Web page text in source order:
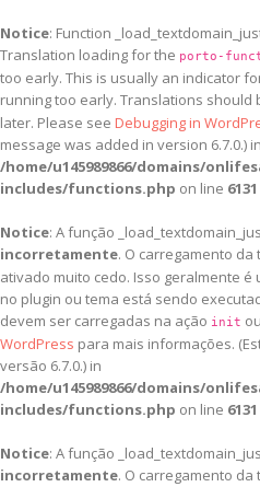
Notice: Function
Translation loading for the porto-
too early. This is usually an indicator
running too early. Translations should
later. Please see Debugging in
message was added in version 6.7.0.) in
/home/u145989866/domains/
includes/functions.php on line 6131
Notice: A função
incorretamente. O carregamento
ativado muito cedo. Isso geralmente é
no plugin ou tema está sendo
devem ser carregadas na ação init
WordPress para mais informações.
versão 6.7.0.) in
/home/u145989866/domains/
includes/functions.php on line 6131
Notice: A função
incorretamente. O carregamento